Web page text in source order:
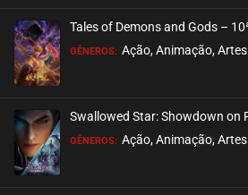
EPISÓDIO 17
setembro 28, 2020
EPISÓDIO 16
setembro 27, 2020
Tales of Demons and Gods –
GÊNEROS: Ação, Animação,
Swallowed Star: Showdown on
GÊNEROS: Ação, Animação,